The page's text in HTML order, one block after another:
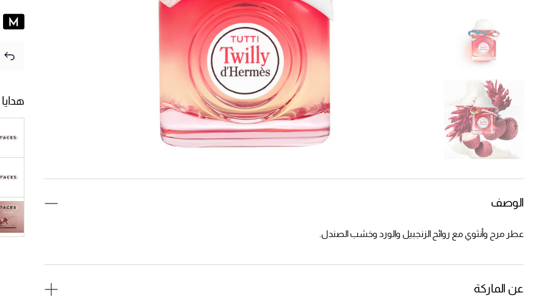
الوصف
عطر مرح وأنثوي مع روائح الزنجبيل والورد وخشب الصندل.
عن الماركة